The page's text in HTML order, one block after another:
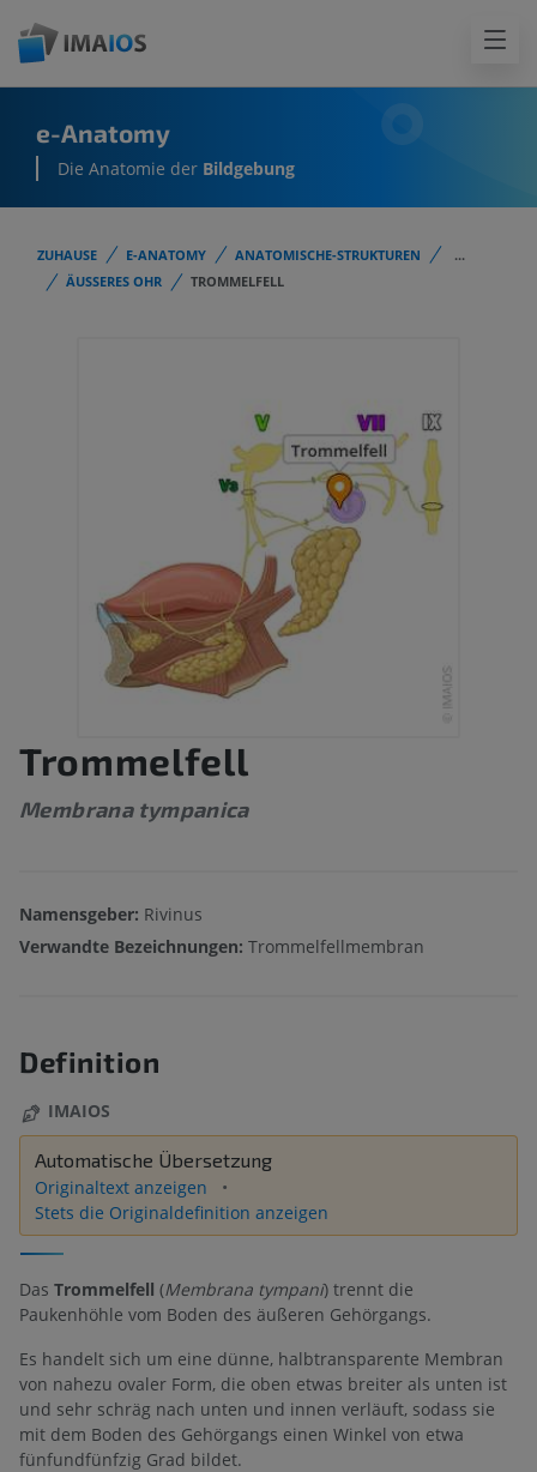
e-Anatomy
Die Anatomie der Bildgebung
ZUHAUSE E-ANATOMY ANATOMISCHE-STRUKTUREN
...
ÄUSSERES OHR
TROMMELFELL
Trommelfell
Membrana tympanica
Namensgeber: Rivinus
Verwandte Bezeichnungen: Trommelfellmembran
Definition
IMAIOS
Automatische Übersetzung
Originaltext anzeigen
Stets die Originaldefinition anzeigen
Das Trommelfell (Membrana tympani) trennt die
Paukenhöhle vom Boden des äußeren Gehörgangs.
Es handelt sich um eine dünne, halbtransparente Membran
von nahezu ovaler Form, die oben etwas breiter als unten ist
und sehr schräg nach unten und innen verläuft, sodass sie
mit dem Boden des Gehörgangs einen Winkel von etwa
fünfundfünfzig Grad bildet.